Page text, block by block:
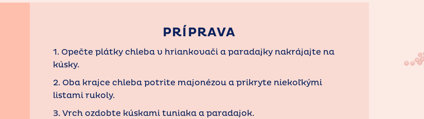
PRÍPRAVA
1. Opečte plátky chleba v hriankovači a paradajky nakrájajte na
kúsky.
2. Oba krajce chleba potrite majonézou a prikryte niekoľkými
listami rukoly.
3. Vrch ozdobte kúskami tuniaka a paradajok.